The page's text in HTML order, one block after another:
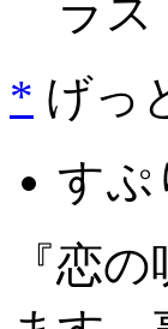
ラ
* げっ
すぷ
『恋